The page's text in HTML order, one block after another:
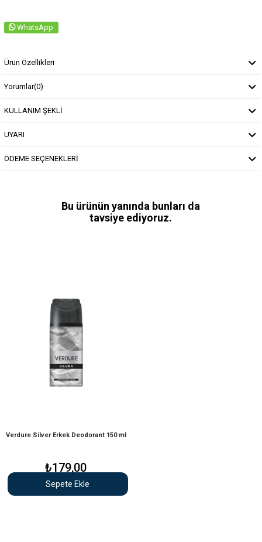
WhatsApp
Ürün Özellikleri
Yorumlar(0)
KULLANIM ŞEKLİ
UYARI
ÖDEME SEÇENEKLERİ
Bu ürünün yanında bunları da
tavsiye ediyoruz.
Verdure Silver Erkek Deodorant 150 ml
₺179,00
Sepete Ekle